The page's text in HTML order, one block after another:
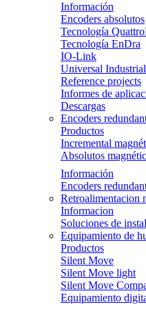
Información
Encoders absolutos
Tecnología
Tecnología EnDra
IO-Link
Universal
Reference projects
Informes de
Descargas
Encoders
Productos
Incremental
Absolutos
Información
Encoders
Retroalimentacion
Informacion
Soluciones de
Equipamiento de
Productos
Silent Move
Silent Move light
Silent Move
Equipamiento